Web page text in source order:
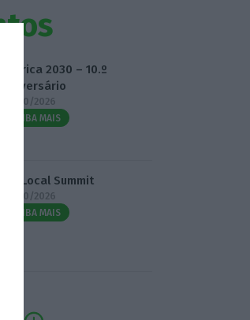
Fábrica 2030 – 10.º
Aniversário
14/10/2026
SAIBA MAIS
3.º Local Summit
07/10/2026
SAIBA MAIS